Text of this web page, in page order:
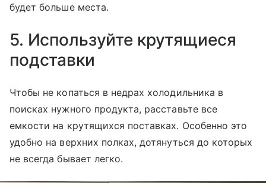
будет больше места.
5. Используйте крутящиеся
подставки
Чтобы не копаться в недрах холодильника в
поисках нужного продукта, расставьте все
емкости на крутящихся поставках. Особенно это
удобно на верхних полках, дотянуться до которых
не всегда бывает легко.